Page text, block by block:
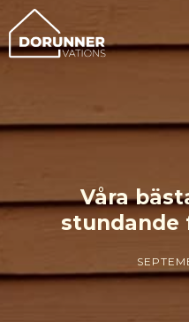
Våra
stundande